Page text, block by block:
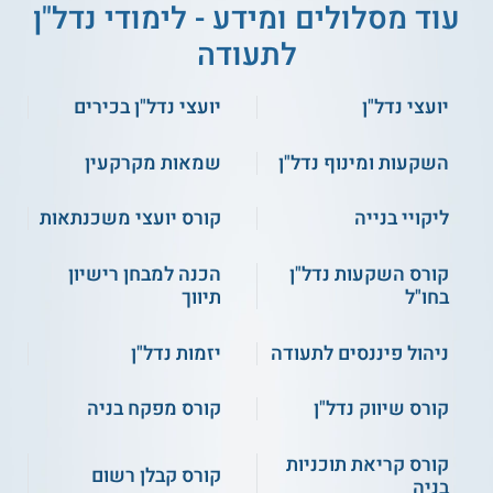
נושאי הלימוד
התפתחות ערים
סטטיסטיקה תיאורית
יסודות במיפוי ומדידה
מקרקעין
הנדסה אזרחית והנדסת
יסודות המימון בשומת
מקרקעין
מיקרו כלכלה
מיסוי מקרקעין
תורתהשמאות
על מוסד הלימוד
ביחידה ללימודי חוץ מתקיימים מסלולי לימוד מגוונים בתחומי
הניהול והנדל"ן. אלה כוללים
קורס יועצי משכנתאות,קורס הכנה
חשבי שכר בכירים וקורס ייעוץ עסקי.
עוד מסלולים ומידע - לימודי נדל"ן
לתעודה
יועצי נדל"ן
יועצי נדל"ן בכירים
השקעות ומינוף נדל"ן
שמאות מקרקעין
ליקויי בנייה
קורס יועצי משכנתאות
קורס השקעות נדל"ן
בחו"ל
הכנה למבחן רישיון
תיווך
ניהול פיננסים לתעודה
יזמות נדל"ן
קורס שיווק נדל"ן
קורס מפקח בניה
קורס קריאת תוכניות
קורס קבלן רשום